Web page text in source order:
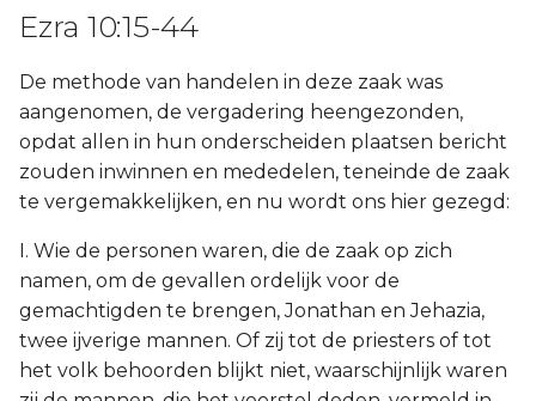
Ezra 10:15-44
De methode van handelen in deze zaak was
aangenomen, de vergadering heengezonden,
opdat allen in hun onderscheiden plaatsen bericht
zouden inwinnen en mededelen, teneinde de zaak
te vergemakkelijken, en nu wordt ons hier gezegd:
I. Wie de personen waren, die de zaak op zich
namen, om de gevallen ordelijk voor de
gemachtigden te brengen, Jonathan en Jehazia,
twee ijverige mannen. Of zij tot de priesters of tot
het volk behoorden blijkt niet, waarschijnlijk waren